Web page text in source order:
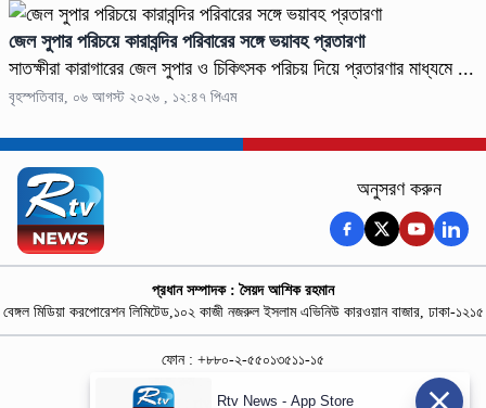
জেল সুপার পরিচয়ে কারাবন্দির পরিবারের সঙ্গে ভয়াবহ প্রতারণা
সাতক্ষীরা কারাগারের জেল সুপার ও চিকিৎসক পরিচয় দিয়ে প্রতারণার মাধ্যমে ...
বৃহস্পতিবার, ০৬ আগস্ট ২০২৬ , ১২:৪৭ পিএম
অনুসরণ করুন
প্রধান সম্পাদক : সৈয়দ আশিক রহমান
বেঙ্গল মিডিয়া করপোরেশন লিমিটেড,১০২ কাজী নজরুল ইসলাম এভিনিউ কারওয়ান বাজার, ঢাকা-১২১৫
ফোন : +৮৮০-২-৫৫০১৩৫১১-১৫
নিউজ রুম : +৮৮০-১৮৭৮১৮৪৩৬৯-৭০
বিজ্ঞাপন :
rtvdigitalad@gmail.com
Rtv News - App Store